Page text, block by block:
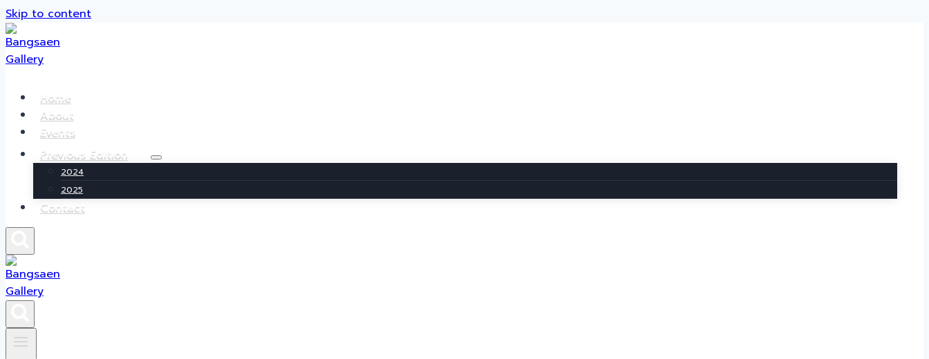
Skip to content
Home
About
Events
Previous Edition
2024
2025
Contact